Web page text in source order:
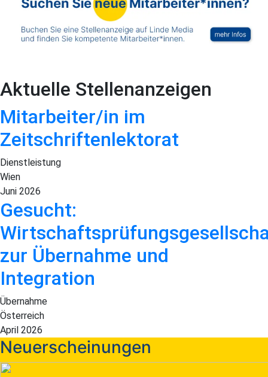
Aktuelle Stellenanzeigen
Mitarbeiter/in im
Zeitschriftenlektorat
Dienstleistung
Wien
Juni 2026
Gesucht:
zur Übernahme und
Integration
Übernahme
Österreich
April 2026
Neuerscheinungen